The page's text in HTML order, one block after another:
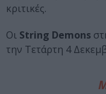
κριτικές.
Οι String Demons
την Τετάρτη 4